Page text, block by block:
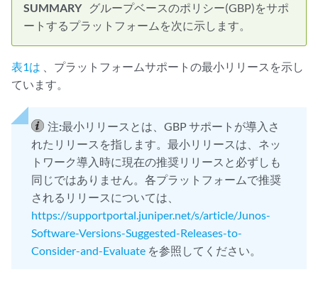
グループベースのポリシー(GBP)をサポ
ートするプラットフォームを次に示します。
表1は 、プラットフォームサポートの最小リリースを示し
ています。
注:最小リリースとは、GBP サポートが導入さ
れたリリースを指します。最小リリースは、ネッ
トワーク導入時に現在の推奨リリースと必ずしも
同じではありません。各プラットフォームで推奨
されるリリースについては、
https://supportportal.juniper.net/s/article/Junos-
Software-Versions-Suggested-Releases-to-
Consider-and-Evaluate を参照してください。